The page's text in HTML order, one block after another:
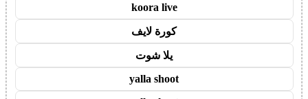
koora live
كورة لايف
يلا شوت
yalla shoot